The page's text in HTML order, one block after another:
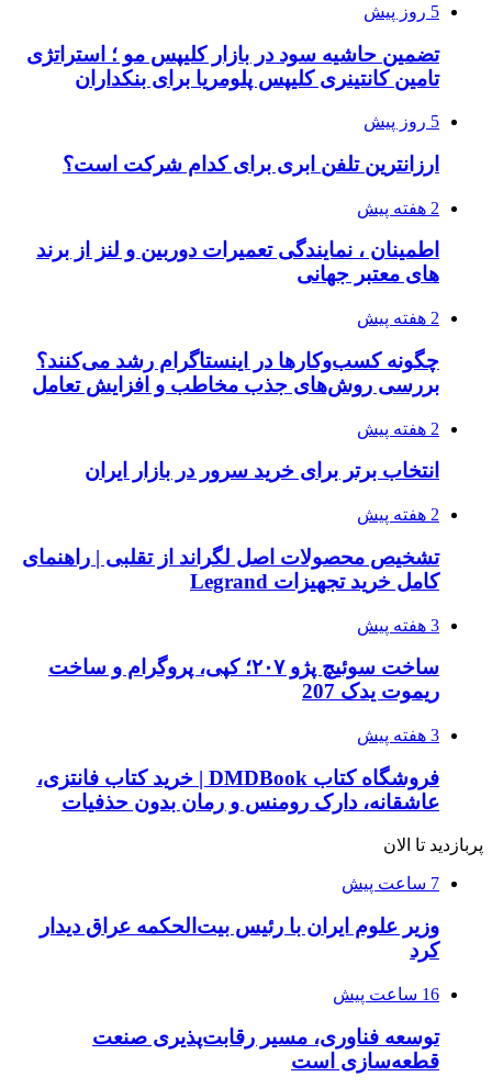
5 روز پیش
تضمین حاشیه سود در بازار کلیپس مو ؛ استراتژی
تامین کانتینری کلیپس پلومریا برای بنکداران
5 روز پیش
ارزانترین تلفن ابری برای کدام شرکت است؟
2 هفته پیش
اطمینان ، نمایندگی تعمیرات دوربین و لنز از برند
های معتبر جهانی
2 هفته پیش
چگونه کسب‌وکارها در اینستاگرام رشد می‌کنند؟
بررسی روش‌های جذب مخاطب و افزایش تعامل
2 هفته پیش
انتخاب برتر برای خرید سرور در بازار ایران
2 هفته پیش
تشخیص محصولات اصل لگراند از تقلبی | راهنمای
کامل خرید تجهیزات Legrand
3 هفته پیش
ساخت سوئیچ پژو ۲۰۷؛ کپی، پروگرام و ساخت
ریموت یدک 207
3 هفته پیش
فروشگاه کتاب DMDBook | خرید کتاب فانتزی،
عاشقانه، دارک رومنس و رمان بدون حذفیات
پربازدید تا الان
7 ساعت پیش
وزیر علوم ایران با رئیس بیت‌الحکمه عراق دیدار
کرد
16 ساعت پیش
توسعه فناوری، مسیر رقابت‌پذیری صنعت
قطعه‌سازی است